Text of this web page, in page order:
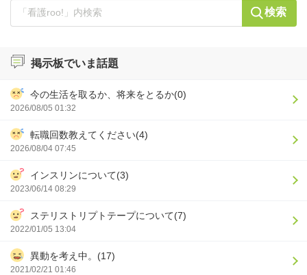
検索
掲示板でいま話題
今の生活を取るか、将来をとるか(0)
2026/08/05 01:32
転職回数教えてください(4)
2026/08/04 07:45
インスリンについて(3)
2023/06/14 08:29
ステリストリプトテープについて(7)
2022/01/05 13:04
異動を考え中。(17)
2021/02/21 01:46